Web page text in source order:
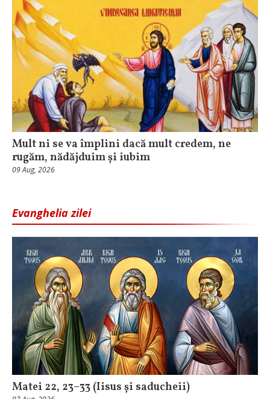
Mult ni se va împlini dacă mult credem, ne
rugăm, nădăjduim și iubim
09 Aug, 2026
Evanghelia zilei
Matei 22, 23–33 (Iisus și saducheii)